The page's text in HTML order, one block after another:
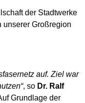
der Stadtwerke
unserer Großregion
auf. Ziel war
, so Dr. Ralf
Grundlage der